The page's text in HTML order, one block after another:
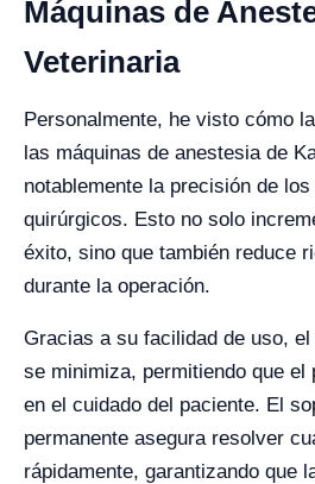
Máquinas de
Veterinaria
Personalmente, he visto cómo
las máquinas de anestesia de
notablemente la precisión de
quirúrgicos. Esto no solo
éxito, sino que también reduce
durante la operación.
Gracias a su facilidad de uso,
se minimiza, permitiendo que el
en el cuidado del paciente. El
permanente asegura resolver
rápidamente, garantizando que